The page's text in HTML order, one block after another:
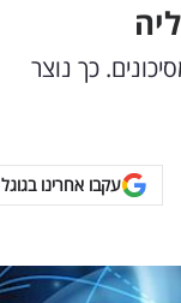
כך נוצר
עקבו אחרינו בגוגל